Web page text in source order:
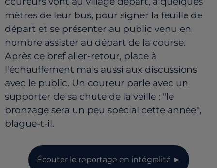
mètres de leur bus, pour signer la feuille de
départ et se présenter au public venu en
nombre assister au départ de la course.
Après ce bref aller-retour, place à
l'échauffement mais aussi aux discussions
avec le public. Un coureur parle avec un
supporter de sa chute de la veille : "le
bronzage sera un peu spécial cette année",
blague-t-il.
Écouter le reportage en intégralité ►